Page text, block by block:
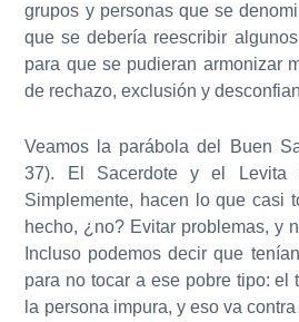
grupos y personas que se
que se debería reescribir
para que se pudieran armonizar
de rechazo, exclusión y
Veamos la parábola del Buen
37). El Sacerdote y el Levita
Simplemente, hacen lo que casi
hecho, ¿no? Evitar problemas, y
Incluso podemos decir que
para no tocar a ese pobre tipo: el
la persona impura, y eso va